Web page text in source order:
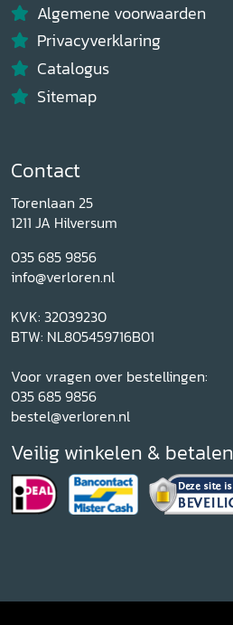
Algemene voorwaarden
Privacyverklaring
Catalogus
Sitemap
Contact
Torenlaan 25
1211 JA Hilversum
035 685 9856
info@verloren.nl
KVK: 32039230
BTW: NL805459716B01
Voor vragen over bestellingen:
035 685 9856
bestel@verloren.nl
Veilig winkelen & betalen